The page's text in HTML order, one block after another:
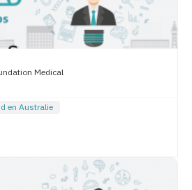
Medical
en Australie